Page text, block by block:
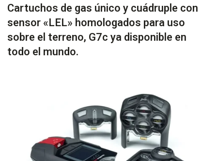
Cartuchos de gas único y cuádruple con
sensor «LEL» homologados para uso
sobre el terreno, G7c ya disponible en
todo el mundo.